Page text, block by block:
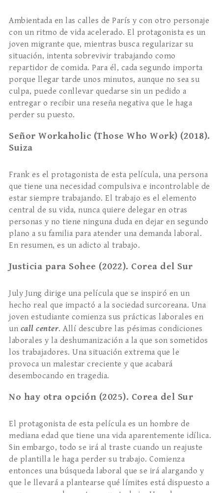
Ambientada en las calles de París y con otro personaje
con un ritmo de vida acelerado. El protagonista es un
joven migrante que, mientras busca regularizar su
situación, intenta sobrevivir trabajando como
repartidor de comida. Para él, cada segundo importa
porque llegar tarde unos minutos, aunque no sea su
culpa, puede conllevar quedarse sin un pedido a
entregar o recibir una reseña negativa que le haga
perder su puesto.
Señor Workaholic (Those Who Work) (2018).
Suiza
Frank es el protagonista de esta película, una persona
que tiene una necesidad compulsiva e incontrolable de
estar siempre trabajando. El trabajo es el elemento
central de su vida, nunca quiere delegar en otras
personas y no tiene ninguna duda en dejar en segundo
plano a su familia para atender una demanda laboral.
En resumen, es un adicto al trabajo.
Justicia para Sohee (2022). Corea del Sur
July Jung dirige una película que se inspiró en un
hecho real que impactó a la sociedad surcoreana. Una
joven estudiante comienza sus prácticas laborales en
un call center. Allí descubre las pésimas condiciones
laborales y la deshumanización a la que son sometidos
los trabajadores. Una situación extrema que le
provoca un malestar creciente y que acabará
desembocando en tragedia.
No hay otra opción (2025). Corea del Sur
El protagonista de esta película es un hombre de
mediana edad que tiene una vida aparentemente idílica.
Sin embargo, todo se irá al traste cuando un reajuste
de plantilla le haga perder su trabajo. Comienza
entonces una búsqueda laboral que se irá alargando y
que le llevará a plantearse qué límites está dispuesto a